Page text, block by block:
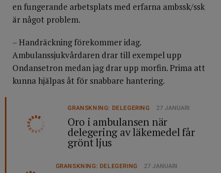
en fungerande arbetsplats med erfarna ambssk/ssk
är något problem.
– Handräckning förekommer idag.
Ambulanssjukvårdaren drar till exempel upp
Ondansetron medan jag drar upp morfin. Prima att
kunna hjälpas åt för snabbare hantering.
GRANSKNING: DELEGERING 27 JANUARI
Oro i ambulansen när
delegering av läkemedel får
grönt ljus
GRANSKNING: DELEGERING 27 JANUARI